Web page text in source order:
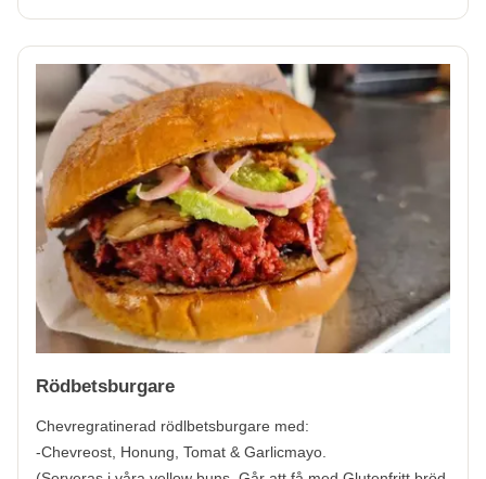
Rödbetsburgare
Chevregratinerad rödlbetsburgare med:
-Chevreost, Honung, Tomat & Garlicmayo.